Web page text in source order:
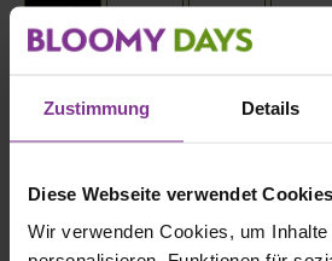
Zustimmung Details
Diese Webseite verwendet Cookies
Wir verwenden Cookies, um
Mi.
12.08.
Do.
13.08.
Fr.
14.08.
Abonnieren
Lieferung für Lieferung stellen wir